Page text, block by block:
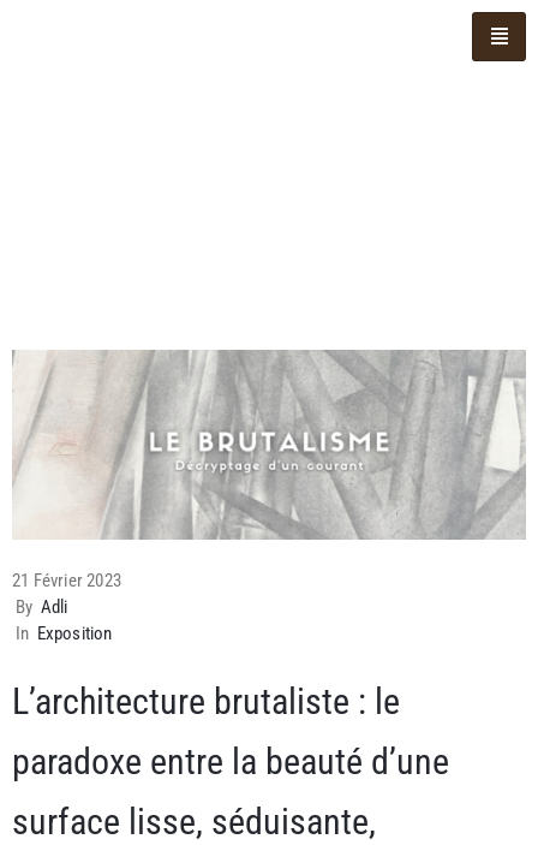
21 Février 2023
By Adli
In Exposition
L’architecture brutaliste : le
paradoxe entre la beauté d’une
surface lisse, séduisante,